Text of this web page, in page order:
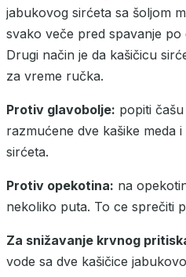
jabukovog sirćeta sa šoljom
svako veče pred spavanje po
Drugi način je da kašičicu
za vreme ručka.
Protiv glavobolje: popiti
razmućene dve kašike meda
sirćeta.
Protiv opekotina: na
nekoliko puta. To ce sprečiti
Za snižavanje krvnog
vode sa dve kašičice